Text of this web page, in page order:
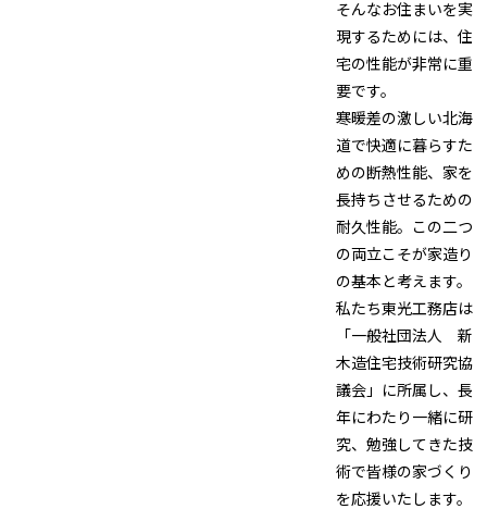
そんなお住まいを実
現するためには、住
宅の性能が非常に重
要です。
寒暖差の激しい北海
道で快適に暮らすた
めの断熱性能、家を
長持ちさせるための
耐久性能。この二つ
の両立こそが家造り
の基本と考えます。
私たち東光工務店は
「一般社団法人 新
木造住宅技術研究協
議会」に所属し、長
年にわたり一緒に研
究、勉強してきた技
術で皆様の家づくり
を応援いたします。